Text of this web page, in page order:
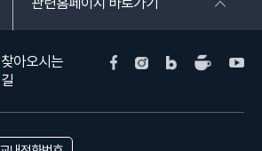
찾아오시는
길